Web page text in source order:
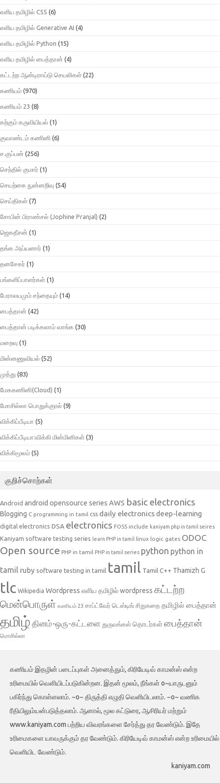
எளிய தமிழில் CSS (6)
எளிய தமிழில் Generative AI (4)
எளிய தமிழில் Python (15)
எளிய தமிழில் பைத்தான் (4)
கட்டற்ற ஆன்டிராய்டு செயலிகள் (22)
கணியம் (970)
கணியம் 23 (8)
கற்கும் கருவியியல் (1)
குவாண்டம் கணினி (6)
ச.குப்பன் (256)
செந்தில் குமார் (1)
செயற்கை நுன்னறிவு (54)
செய்திகள் (7)
சோபின் பிராண்சல் (Jophine Pranjal) (2)
ஜெகதீசன் (1)
தங்க அய்யனார் (1)
தனசேகர் (1)
பங்களிப்பாளர்கள் (1)
பேராலயமும் சந்தையும் (14)
பைத்தான் (42)
பைத்தான் படிக்கலாம் வாங்க (30)
மறைவு (1)
மின்னணுவியல் (52)
முத்து (83)
மேககணினி(Cloud) (1)
மோசில்லா பொதுக்குரல் (9)
விக்கிப்பீடியா (5)
விக்கிப்பீடியா:விக்கி மின்மினிகள் (3)
விக்கிமூலம் (5)
குறிச்சொற்கள்
Android android opensource series AWS basic electronics
Blogging C programming in tamil css daily electronicsdeep-learning
digital electronics DSA electronics FOSS include kaniyam php in tamil seires
Kaniyam software testing series learn PHP in tamil linux logic gates ODOC
Open source PHP in tamil PHP in tamil series python python in
tamil ruby software testing in tamil tamil Tamil C++ Thamizh G
tlc Wikipedia Wordpress எளிய தமிழில் wordpress கட்டற்ற
மென்பொருள் கணியம் 23 சாப்ட்வேர் டெஸ்டிங் சிறுகதை தமிழில் பைத்தான்
தமிழ் தினம்-ஒரு-கட்டளை துருவங்கள் தொடர்கள்பைத்தான்
மொசில்லா
கணியம் இதழின் படைப்புகள் அனைத்தும், கிரியேடிவ் காமன்ஸ் என்ற
உரிமையில் வெளியிடப்படுகின்றன. இதன் மூலம், நீங்கள் o~யாருடனும்
பகிர்ந்து கொள்ளலாம். ~o~ திருத்தி எழுதி வெளியிடலாம். ~o~ வணிக
ரீதியிலும்யன்படுத்தலாம். ஆனால், மூல கட்டுரை, ஆசிரியர் மற்றும்
www.kaniyam.com பற்றிய விவரங்களை சேர்த்து தர வேண்டும். இதே
உரிமைகளை யாவருக்கும் தர வேண்டும். கிரியேடிவ் காமன்ஸ் என்ற உரிமையில்
வெளியிட வேண்டும்.
kaniyam.com